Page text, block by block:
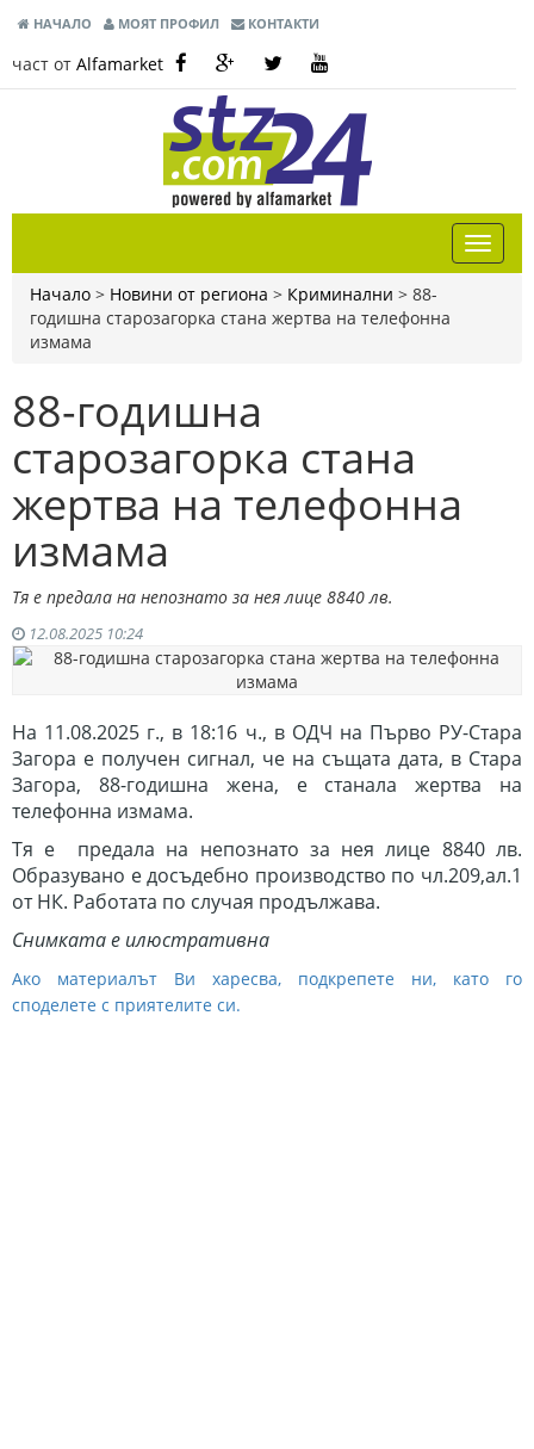
НАЧАЛО МОЯТ ПРОФИЛ КОНТАКТИ
част от Alfamarket
Начало > Новини от региона > Криминални > 88-
годишна старозагорка стана жертва на телефонна
измама
88-годишна
старозагорка стана
жертва на телефонна
измама
Тя е предала на непознато за нея лице 8840 лв.
12.08.2025 10:24
На 11.08.2025 г., в 18:16 ч., в ОДЧ на Първо РУ-Стара
Загора е получен сигнал, че на същата дата, в Стара
Загора, 88-годишна жена, е станала жертва на
телефонна измама.
Тя е предала на непознато за нея лице 8840 лв.
Образувано е досъдебно производство по чл.209,ал.1
от НК. Работата по случая продължава.
Снимката е илюстративна
Ако материалът Ви харесва, подкрепете ни, като го
споделете с приятелите си.